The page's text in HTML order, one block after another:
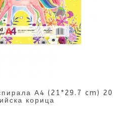
А4 (21*29.7 cm) 20
корица